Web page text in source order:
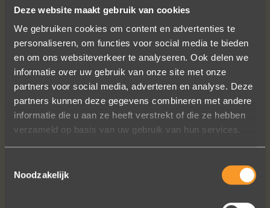
Deze website maakt gebruik van cookies
We gebruiken cookies om content en advertenties te
personaliseren, om functies voor social media te bieden
en om ons websiteverkeer te analyseren. Ook delen we
informatie over uw gebruik van onze site met onze
partners voor social media, adverteren en analyse. Deze
partners kunnen deze gegevens combineren met andere
informatie die u aan ze heeft verstrekt of die ze hebben
verzameld op basis van uw gebruik van hun services.
Noodzakelijk
VOLG ONS OP SOCIALE MEDIA
Een droom die uitkomt, de ringen zijn